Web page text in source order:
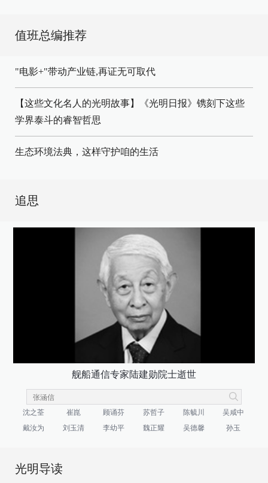
值班总编推荐
"电影+"带动产业链,再证无可取代
【这些文化名人的光明故事】《光明日报》镌刻下这些
学界泰斗的睿智哲思
生态环境法典，这样守护咱的生活
追思
舰船通信专家陆建勋院士逝世
沈之荃 崔崑 顾诵芬 苏哲子 陈毓川
吴咸中
戴汝为
刘玉清 李幼平 魏正耀 吴德馨 孙玉
光明导读